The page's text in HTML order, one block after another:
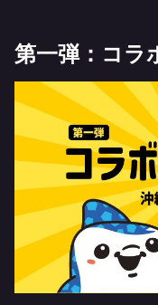
第一弾：コラ